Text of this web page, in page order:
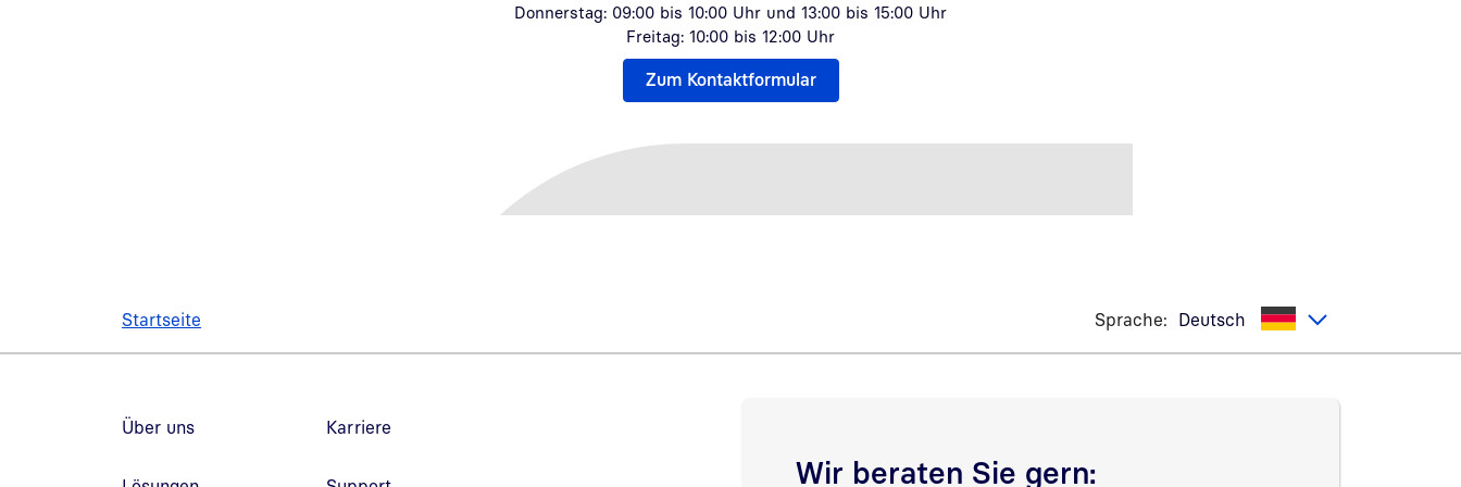
Donnerstag: 09:00 bis 10:00 Uhr und 13:00 bis 15:00 Uhr
Freitag: 10:00 bis 12:00 Uhr
Zum Kontaktformular
Startseite Sprache: Deutsch
Über uns Karriere
Wir beraten Sie gern: